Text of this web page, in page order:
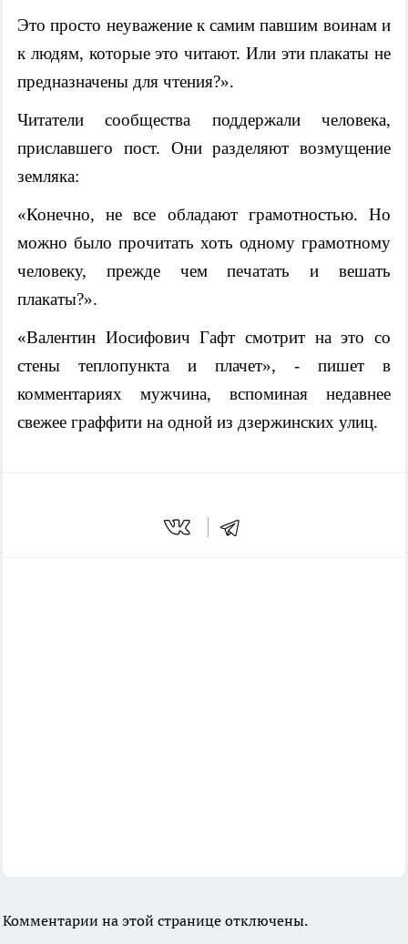
Это просто неуважение к самим павшим воинам и
к людям, которые это читают. Или эти плакаты не
предназначены для чтения?».
Читатели сообщества поддержали человека,
приславшего пост. Они разделяют возмущение
земляка:
«Конечно, не все обладают грамотностью. Но
можно было прочитать хоть одному грамотному
человеку, прежде чем печатать и вешать
плакаты?».
«Валентин Иосифович Гафт смотрит на это со
стены теплопункта и плачет», - пишет в
комментариях мужчина, вспоминая недавнее
свежее граффити на одной из дзержинских улиц.
Комментарии на этой странице отключены.